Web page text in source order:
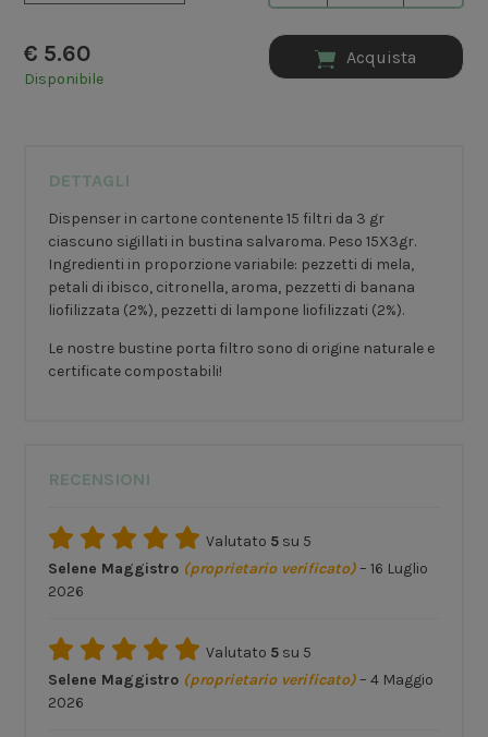
€ 5.60
Disponibile
Acquista
DETTAGLI
Dispenser in cartone contenente 15 filtri da 3 gr
ciascuno sigillati in bustina salvaroma. Peso 15X3gr.
Ingredienti in proporzione variabile: pezzetti di mela,
petali di ibisco, citronella, aroma, pezzetti di banana
liofilizzata (2%), pezzetti di lampone liofilizzati (2%).
Le nostre bustine porta filtro sono di origine naturale e
certificate compostabili!
RECENSIONI
Valutato 5 su 5
Selene Maggistro (proprietario verificato) – 16 Luglio
2026
Valutato 5 su 5
Selene Maggistro (proprietario verificato) – 4 Maggio
2026